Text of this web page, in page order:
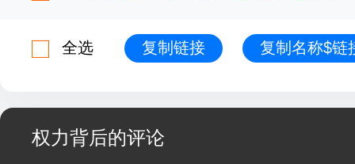
全选 复制链接 复制名称$链
权力背后的评论